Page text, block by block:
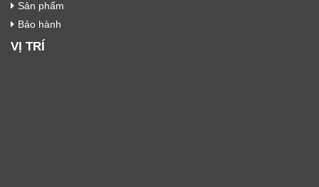
Sản phẩm
Bảo hành
VỊ TRÍ